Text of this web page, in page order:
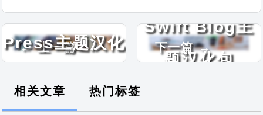
← 上一篇
Lifestyle
Press主题汉化
下一篇 →
Swift Blog主
题汉化包
相关文章 热门标签